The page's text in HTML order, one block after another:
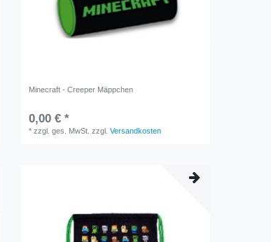
Minecraft - Creeper Mäppchen
0,00 € *
*zzgl. ges. MwSt. zzgl.Versandkosten